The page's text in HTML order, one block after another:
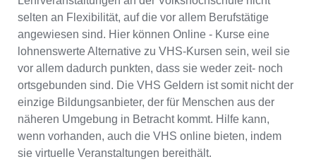
selten an Flexibilität, auf die vor allem Berufstätige
angewiesen sind. Hier können Online - Kurse eine
lohnenswerte Alternative zu VHS-Kursen sein, weil sie
vor allem dadurch punkten, dass sie weder zeit- noch
ortsgebunden sind. Die VHS Geldern ist somit nicht der
einzige Bildungsanbieter, der für Menschen aus der
näheren Umgebung in Betracht kommt. Hilfe kann,
wenn vorhanden, auch die VHS online bieten, indem
sie virtuelle Veranstaltungen bereithält.